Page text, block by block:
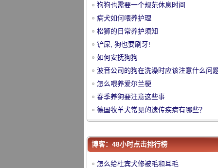
中
华
松狮的日常养护须知
铲屎, 狗也要刷牙!
如何安抚狗狗
波音公司的狗在洗澡时应该注意什么问
怎么喂养爱尔兰梗
春季养狗要注意这些事
德国牧羊犬常见的遗传疾病有哪些？
狗狗也需要一个规范休息时间
病犬如何喂养护理
松狮的日常养护须知
铲屎, 狗也要刷牙!
如何安抚狗狗
波音公司的狗在洗澡时应该注意什么问
怎么喂养爱尔兰梗
春季养狗要注意这些事
德国牧羊犬常见的遗传疾病有哪些？
博客：48小时点击排行榜
怎么给杜宾犬修被毛和耳毛